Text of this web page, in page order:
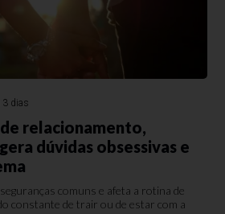
3 dias
relacionamento,
dúvidas obsessivas e
comuns e afeta a rotina de
constante de trair ou de estar com a